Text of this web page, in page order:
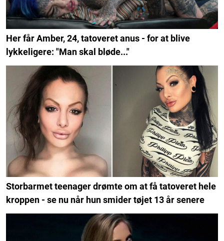
Her får Amber, 24, tatoveret anus - for at blive
lykkeligere: "Man skal bløde..."
Storbarmet teenager drømte om at få tatoveret hele
kroppen - se nu når hun smider tøjet 13 år senere